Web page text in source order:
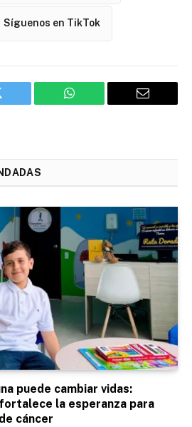
Síguenos en TikTok
WhatsApp Email
puede cambiar vidas:
la esperanza para
cáncer